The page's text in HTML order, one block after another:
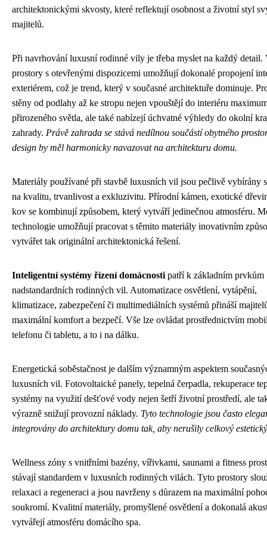
architektonickými skvosty, které reflektují osobnost a životní styl
majitelů.
Při navrhování luxusní rodinné vily je třeba myslet na každý detail.
prostory s otevřenými dispozicemi umožňují dokonalé propojení
exteriérem, což je trend, který v současné architektuře dominuje.
stěny od podlahy až ke stropu nejen vpouštějí do interiéru
přirozeného světla, ale také nabízejí úchvatné výhledy do okolní
zahrady. Právě zahrada se stává nedílnou součástí obytného
design by měl harmonicky navazovat na architekturu domu.
Materiály používané při stavbě luxusních vil jsou pečlivě vybírány
na kvalitu, trvanlivost a exkluzivitu. Přírodní kámen, exotické
kov se kombinují způsobem, který vytváří jedinečnou atmosféru.
technologie umožňují pracovat s těmito materiály inovativním
vytvářet tak originální architektonická řešení.
Inteligentní systémy řízení domácnosti patří k základním prvkům
nadstandardních rodinných vil. Automatizace osvětlení, vytápění,
klimatizace, zabezpečení či multimediálních systémů přináší
maximální komfort a bezpečí. Vše lze ovládat prostřednictvím
telefonu či tabletu, a to i na dálku.
Energetická soběstačnost je dalším významným aspektem
luxusních vil. Fotovoltaické panely, tepelná čerpadla, rekuperace
systémy na využití dešťové vody nejen šetří životní prostředí, ale
výrazně snižují provozní náklady. Tyto technologie jsou často
integrovány do architektury domu tak, aby nerušily celkový
Wellness zóny s vnitřními bazény, vířivkami, saunami a fitness
stávají standardem v luxusních rodinných vilách. Tyto prostory
relaxaci a regeneraci a jsou navrženy s důrazem na maximální
soukromí. Kvalitní materiály, promyšlené osvětlení a dokonalá
vytvářejí atmosféru domácího spa.